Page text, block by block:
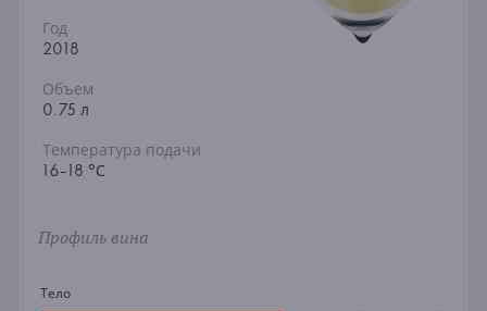
Год
2018
Объем
0.75 л
Температура подачи
16-18 °С
Профиль вина
Тело